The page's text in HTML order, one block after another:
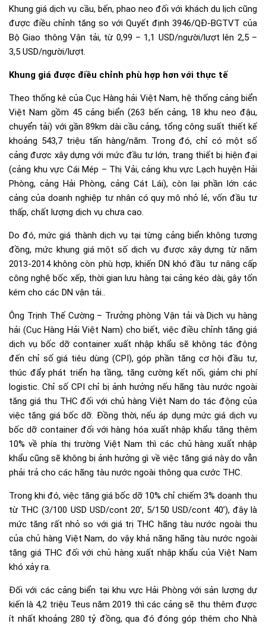
Khung giá dịch vụ cầu, bến, phao neo đối với khách du lịch cũng
được điều chỉnh tăng so với Quyết định 3946/QĐ-BGTVT của
Bộ Giao thông Vận tải, từ 0,99 – 1,1 USD/người/lượt lên 2,5 –
3,5 USD/người/lượt.
Khung giá được điều chỉnh phù hợp hơn với thực tế
Theo thống kê của Cục Hàng hải Việt Nam, hệ thống cảng biển
Việt Nam gồm 45 cảng biển (263 bến cảng, 18 khu neo đậu,
chuyển tải) với gần 89km dài cầu cảng, tổng công suất thiết kế
khoảng 543,7 triệu tấn hàng/năm. Trong đó, chỉ có một số
cảng được xây dựng với mức đầu tư lớn, trang thiết bị hiện đại
(cảng khu vực Cái Mép – Thị Vải, cảng khu vực Lạch huyện Hải
Phòng, cảng Hải Phòng, cảng Cát Lái), còn lại phần lớn các
cảng của doanh nghiệp tư nhân có quy mô nhỏ lẻ, vốn đầu tư
thấp, chất lượng dịch vụ chưa cao.
Do đó, mức giá thành dịch vụ tại từng cảng biển không tương
đồng, mức khung giá một số dịch vụ được xây dựng từ năm
2013-2014 không còn phù hợp, khiến DN khó đầu tư nâng cấp
công nghệ bốc xếp, thời gian lưu hàng tại cảng kéo dài, gây tốn
kém cho các DN vận tải..
Ông Trịnh Thế Cường – Trưởng phòng Vận tải và Dịch vụ hàng
hải (Cục Hàng Hải Việt Nam) cho biết, việc điều chỉnh tăng giá
dịch vụ bốc dỡ container xuất nhập khẩu sẽ không tác động
đến chỉ số giá tiêu dùng (CPI), góp phần tăng cơ hội đầu tư,
thúc đẩy phát triển hạ tầng, tăng cường kết nối, giảm chi phí
logistic. Chỉ số CPI chỉ bị ảnh hưởng nếu hãng tàu nước ngoài
tăng giá thu THC đối với chủ hàng Việt Nam do tác động của
việc tăng giá bốc dỡ. Đồng thời, nếu áp dụng mức giá dịch vụ
bốc dỡ container đối với hàng hóa xuất nhập khẩu tăng thêm
10% về phía thị trường Việt Nam thì các chủ hàng xuất nhập
khẩu cũng sẽ không bị ảnh hưởng gì về việc tăng giá này do vẫn
phải trả cho các hãng tàu nước ngoài thông qua cước THC.
Trong khi đó, việc tăng giá bốc dỡ 10% chỉ chiếm 3% doanh thu
từ THC (3/100 USD USD/cont 20’, 5/150 USD/cont 40’), đây là
mức tăng rất nhỏ so với giá trị THC hãng tàu nước ngoài thu
của chủ hàng Việt Nam, do vậy khả năng hãng tàu nước ngoài
tăng giá THC đối với chủ hàng xuất nhập khẩu của Việt Nam
khó xảy ra.
Đối với các cảng biển tại khu vực Hải Phòng với sản lượng dự
kiến là 4,2 triệu Teus năm 2019 thì các cảng sẽ thu thêm được
ít nhất khoảng 280 tỷ đồng, qua đó đóng góp thêm cho Nhà